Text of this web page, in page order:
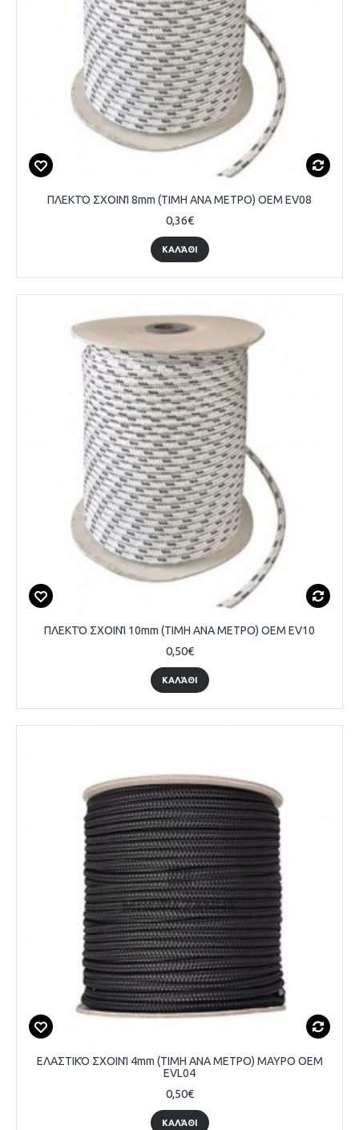
ΠΛΕΚΤΌ ΣΧΟΙΝΊ 8mm (ΤΙΜΗ ΑΝΑ ΜΕΤΡΟ) OEM EV08
0,36€
ΚΑΛΆΘΙ
ΠΛΕΚΤΌ ΣΧΟΙΝΊ 10mm (ΤΙΜΗ ΑΝΑ ΜΕΤΡΟ) OEM EV10
0,50€
ΚΑΛΆΘΙ
ΕΛΑΣΤΙΚΌ ΣΧΟΙΝΊ 4mm (ΤΙΜΗ ΑΝΑ ΜΕΤΡΟ) ΜΑΥΡΟ OEM
EVL04
0,50€
ΚΑΛΆΘΙ